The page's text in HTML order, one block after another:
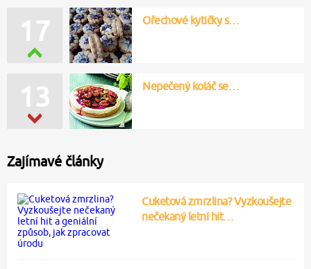
17 Ořechové kytičky s…
13 Nepečený koláč se…
Zajímavé články
Cuketová zmrzlina? Vyzkoušejte
nečekaný letní hit…